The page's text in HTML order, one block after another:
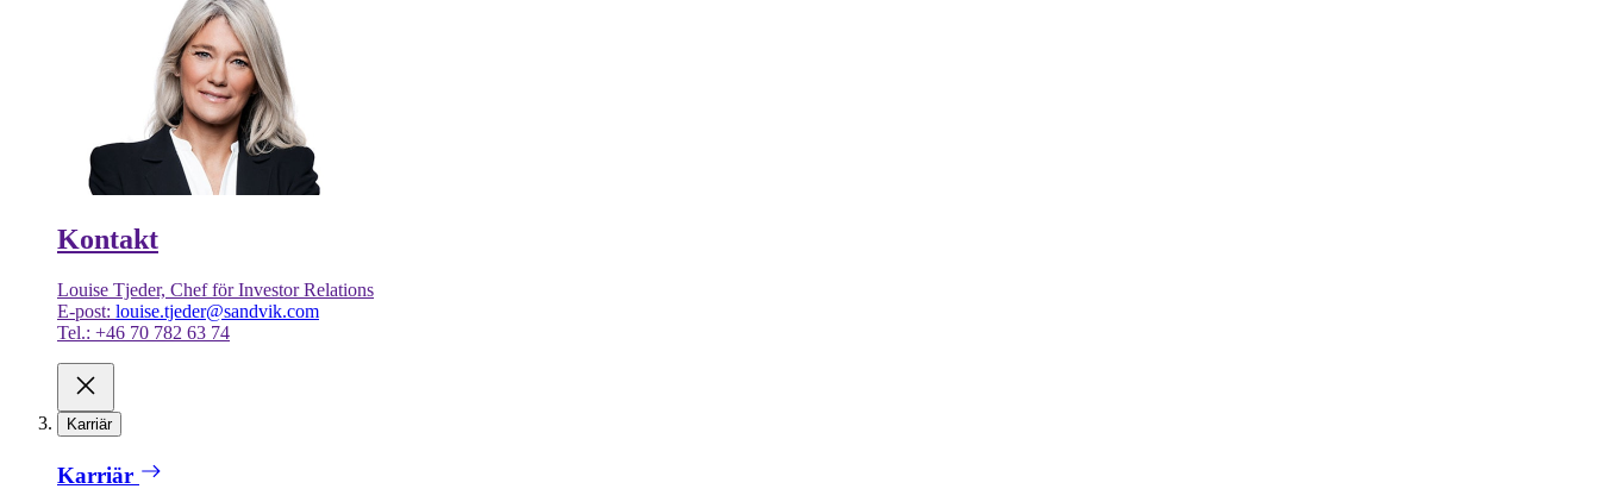
Kontakt
Louise Tjeder, Chef för Investor Relations
E-post: louise.tjeder@sandvik.com
Tel.: +46 70 782 63 74
Karriär
Karriär